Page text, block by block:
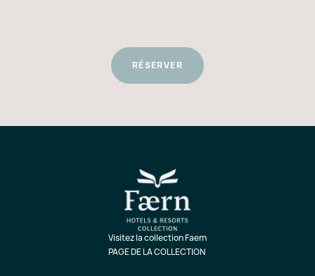
RÉSERVER
Visitez la collection Faern
PAGE DE LA COLLECTION